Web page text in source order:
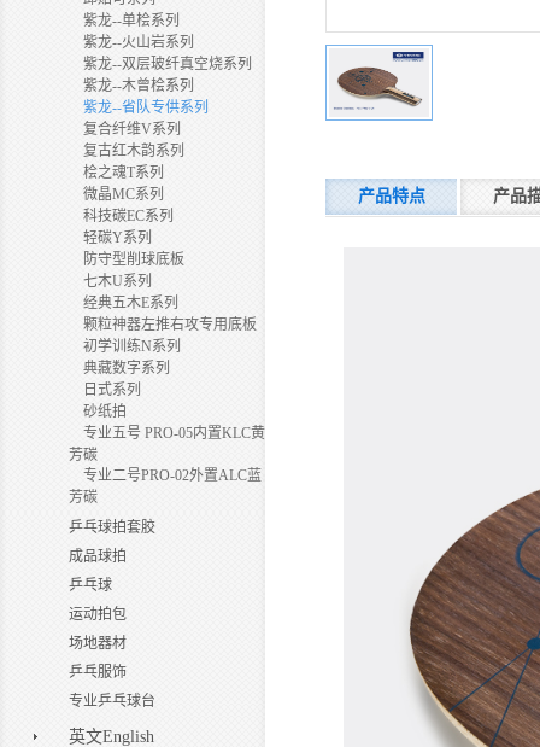
紫龙--单桧系列
紫龙--火山岩系列
紫龙--双层玻纤真空烧系列
紫龙--木曾桧系列
紫龙--省队专供系列
复合纤维V系列
复古红木韵系列
桧之魂T系列
微晶MC系列
科技碳EC系列
轻碳Y系列
防守型削球底板
七木U系列
经典五木E系列
颗粒神器左推右攻专用底板
初学训练N系列
典藏数字系列
日式系列
砂纸拍
专业五号 PRO-05内置KLC黄
芳碳
专业二号PRO-02外置ALC蓝
芳碳
乒乓球拍套胶
成品球拍
乒乓球
运动拍包
场地器材
乒乓服饰
专业乒乓球台
英文English
产品特点 产品